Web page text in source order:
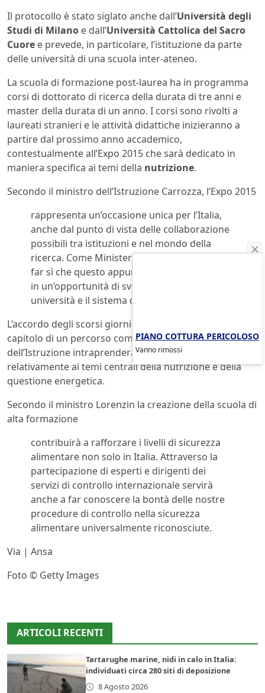
Il protocollo è stato siglato anche dall’Università degli
Studi di Milano e dall’Università Cattolica del Sacro
Cuore e prevede, in particolare, l’istituzione da parte
delle università di una scuola inter-ateneo.
La scuola di formazione post-laurea ha in programma
corsi di dottorato di ricerca della durata di tre anni e
master della durata di un anno. I corsi sono rivolti a
laureati stranieri e le attività didattiche inizieranno a
partire dal prossimo anno accademico,
contestualmente all’Expo 2015 che sarà dedicato in
maniera specifica ai temi della nutrizione.
Secondo il ministro dell’Istruzione Carrozza, l’Expo 2015
rappresenta un’occasione unica per l’Italia,
anche dal punto di vista delle collaborazione
possibili tra istituzioni e nel mondo della
ricerca. Come Ministero siamo impegnati per
far sì che questo appuntamento si trasformi
in un’opportunità di sviluppo per le nostre
università e il sistema della formazione.
L’accordo degli scorsi giorni è solamente il primo
capitolo di un percorso comune che il ministero
dell’Istruzione intraprenderà con l’Expo 2015
relativamente ai temi centrali della nutrizione e della
questione energetica.
Secondo il ministro Lorenzin la creazione della scuola di
alta formazione
contribuirà a rafforzare i livelli di sicurezza
alimentare non solo in Italia. Attraverso la
partecipazione di esperti e dirigenti dei
servizi di controllo internazionale servirà
anche a far conoscere la bontà delle nostre
procedure di controllo nella sicurezza
alimentare universalmente riconosciute.
Via | Ansa
Foto © Getty Images
ARTICOLI RECENTI
Tartarughe marine, nidi in calo in Italia:
individuati circa 280 siti di deposizione
8 Agosto 2026
PIANO COTTURA PERICOLOSO
Vanno rimossi